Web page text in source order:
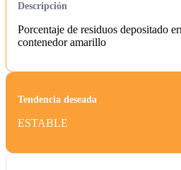
Descripción
Porcentaje de residuos depositado
contenedor amarillo
Tendencia deseada
ESTABLE